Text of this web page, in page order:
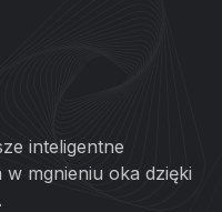
inteligentne
mgnieniu oka dzięki